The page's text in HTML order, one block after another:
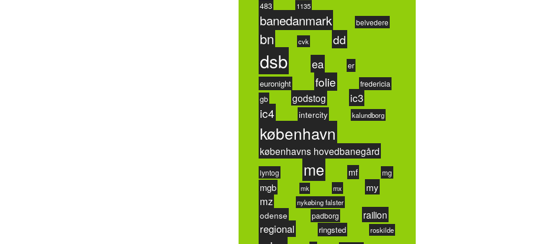
483 1135
banedanmark belvedere
bn cvk dd
dsb ea er
euronight folie
fredericia
gb
godstog ic3
ic4 intercity kalundborg
københavn
københavns hovedbanegård
lyntog me mf mg
mgb mk mx my
mz nykøbing falster
odense padborg railion
regional ringsted roskilde